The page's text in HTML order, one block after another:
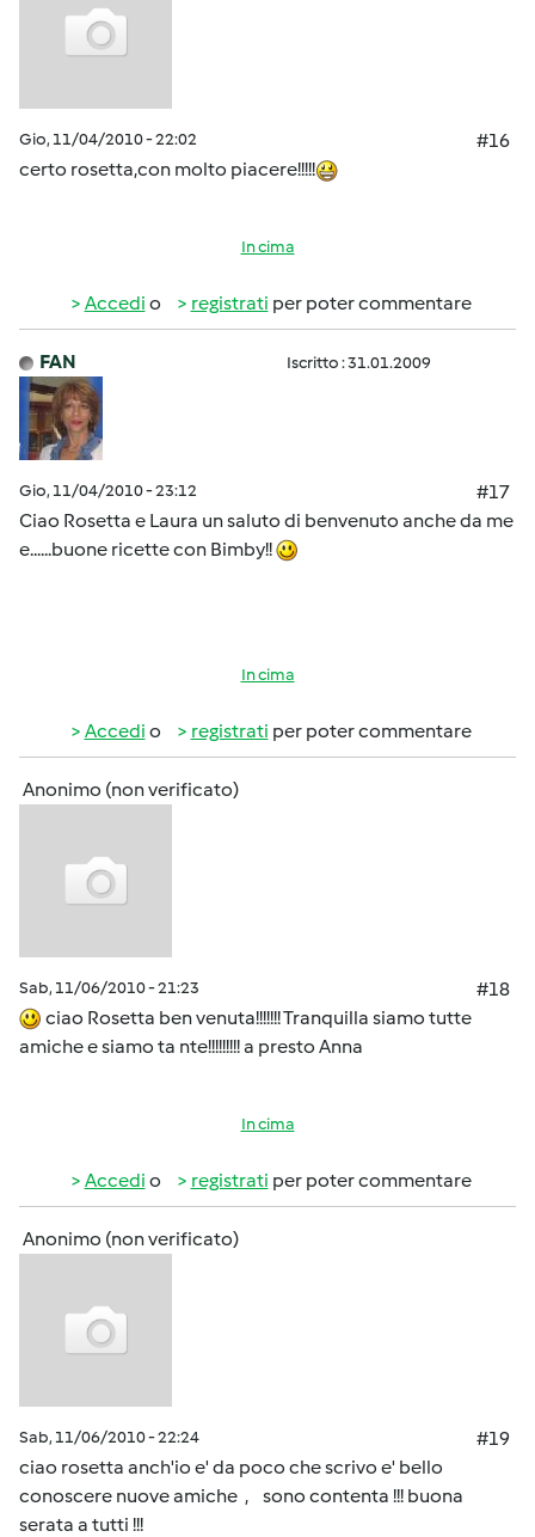
Gio, 11/04/2010 - 22:02
#16
certo rosetta,con molto piacere!!!!!
In cima
Accedi o registrati per poter commentare
FAN Iscritto : 31.01.2009
Gio, 11/04/2010 - 23:12
#17
Ciao Rosetta e Laura un saluto di benvenuto anche da me
e......buone ricette con Bimby!!
In cima
Accedi o registrati per poter commentare
Anonimo (non verificato)
Sab, 11/06/2010 - 21:23
#18
ciao Rosetta ben venuta!!!!!!! Tranquilla siamo tutte
amiche e siamo ta nte!!!!!!!!! a presto Anna
In cima
Accedi o registrati per poter commentare
Anonimo (non verificato)
Sab, 11/06/2010 - 22:24
#19
ciao rosetta anch'io e' da poco che scrivo e' bello
conoscere nuove amiche , sono contenta !!! buona
serata a tutti !!!